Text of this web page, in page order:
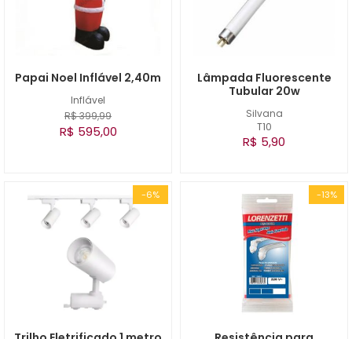
Inflável
Papai Noel Inflável 2,40m
R$ 399,99
R$ 595,00
Silvana
T10
Lâmpada Fluorescente
Tubular 20w
R$ 5,90
-6% -13%